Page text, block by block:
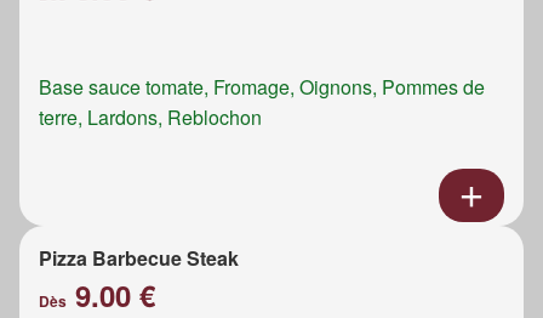
Base sauce tomate, Fromage, Oignons, Pommes de
terre, Lardons, Reblochon
Pizza Barbecue Steak
Dès 9.00 €